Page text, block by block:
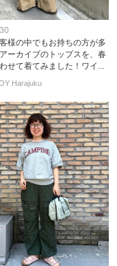
様の中でもお持ちの方が多
ーカイブのトップスを、春
せて着てみました！ワイ...
Harajuku